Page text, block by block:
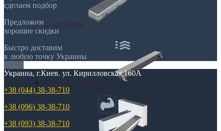
С дренажем
сделаем подбор
Предложим
хорошие скидки
Быстро доставим
в любую точку Украины
Украина, г.Киев. ул. Кирилловская,160А
+38 (044) 38-38-710
+38 (096) 38-38-710
+38 (093) 38-38-710